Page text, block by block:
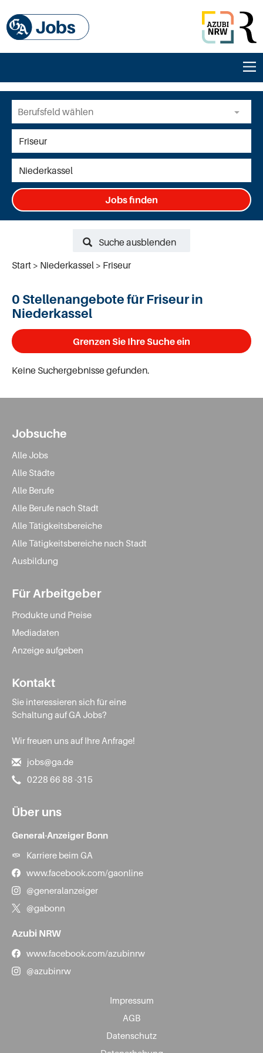
Jobs finden
Suche ausblenden
Start
Niederkassel Friseur
0 Stellenangebote für Friseur in
Niederkassel
Grenzen Sie Ihre Suche ein
Keine Suchergebnisse gefunden.
Jobsuche
Alle Jobs
Alle Städte
Alle Berufe
Alle Berufe nach Stadt
Alle Tätigkeitsbereiche
Alle Tätigkeitsbereiche nach Stadt
Ausbildung
Für Arbeitgeber
Produkte und Preise
Mediadaten
Anzeige aufgeben
Kontakt
Sie interessieren sich für eine
Schaltung auf GA Jobs?
Wir freuen uns auf Ihre Anfrage!
jobs@ga.de
0228 66 88 -315
Über uns
General-Anzeiger Bonn
Karriere beim GA
www.facebook.com/gaonline
@generalanzeiger
@gabonn
Azubi NRW
www.facebook.com/azubinrw
@azubinrw
Impressum
AGB
Datenschutz